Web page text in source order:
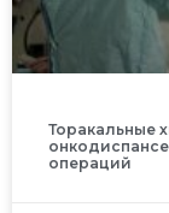
Торакальные
операций